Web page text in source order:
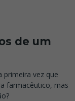
de um
primeira vez que
farmacêutico, mas